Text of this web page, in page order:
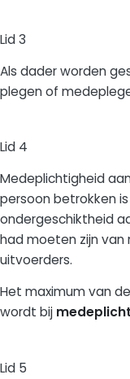
Lid 3
Als dader worden
plegen of
Lid 4
Medeplichtigheid
persoon betrokken
ondergeschiktheid
had moeten zijn
uitvoerders.
Het maximum van
wordt bij
Lid 5